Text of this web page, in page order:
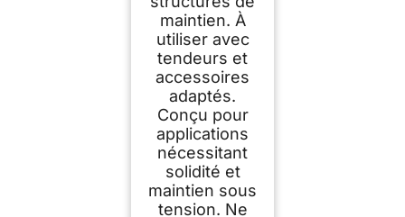
maintien. À
utiliser avec
tendeurs et
accessoires
adaptés.
Conçu pour
applications
nécessitant
solidité et
maintien sous
tension. Ne